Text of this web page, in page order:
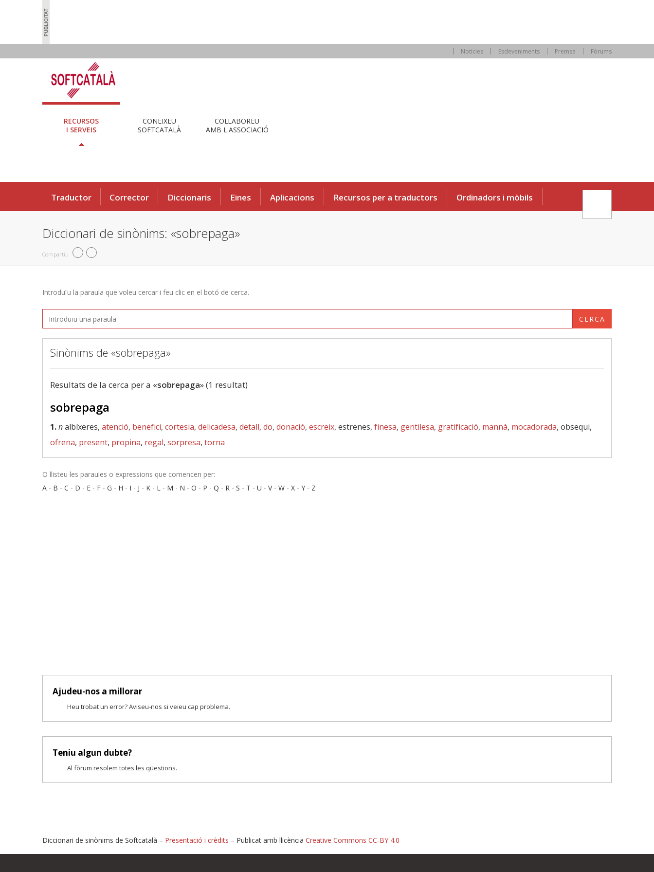
Notícies Esdeveniments Premsa Fòrums
RECURSOS
I SERVEIS
CONEIXEU
SOFTCATALÀ
COL·LABOREU
AMB L'ASSOCIACIÓ
Traductor Corrector Diccionaris Eines Aplicacions Recursos per a traductors Ordinadors i mòbils
Diccionari de sinònims: «sobrepaga»
Compartiu
Introduïu la paraula que voleu cercar i feu clic en el botó de cerca.
CERCA
Sinònims de «sobrepaga»
Resultats de la cerca per a «sobrepaga» (1 resultat)
sobrepaga
1.nalbíxeres, atenció, benefici, cortesia, delicadesa, detall, do, donació, escreix, estrenes, finesa, gentilesa, gratificació, mannà, mocadorada, obsequi,
ofrena, present, propina, regal, sorpresa, torna
O llisteu les paraules o expressions que comencen per:
A - B - C - D - E - F - G - H - I - J - K - L - M - N - O - P - Q - R - S - T - U - V- W - X - Y - Z
Ajudeu-nos a millorar
Heu trobat un error? Aviseu-nos si veieu cap problema.
Teniu algun dubte?
Al fòrum resolem totes les qüestions.
Diccionari de sinònims de Softcatalà – Presentació i crèdits – Publicat amb llicència Creative Commons CC-BY 4.0